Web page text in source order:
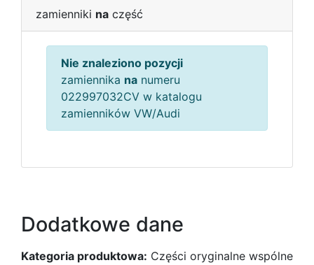
zamienniki na część
Nie znaleziono pozycji
zamiennika na numeru
022997032CV w katalogu
zamienników VW/Audi
Dodatkowe dane
Kategoria produktowa: Części oryginalne wspólne